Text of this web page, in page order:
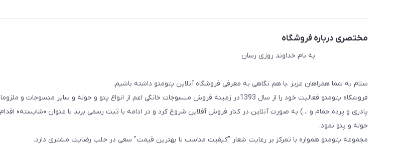
مختصری درباره فروشگاه
به نام خداوند روزی رسان
سلام به شما همراهان عزیز ،با هم نگاهی به معرفی فروشگاه آنلاین پتومتو داشته باشیم.
فروشگاه پتومتو فعالیت خود را از سال 1393در زمینه فروش منسوجات خانگی اعم از انواع پتو و حوله و سایر
پادری و پرده حمام و ...) به صورت آنلاین در کنار فروش آفلاین شروع کرد و در ادامه با ثبت رسمی برند با عنوان «شایسته» اقدام
حوله و پتو نمود.
مجموعه پتومتو همواره با تمرکز بر رعایت شعار "کیفیت مناسب با بهترین قیمت" سعی در جلب رضایت مشتری دارد.